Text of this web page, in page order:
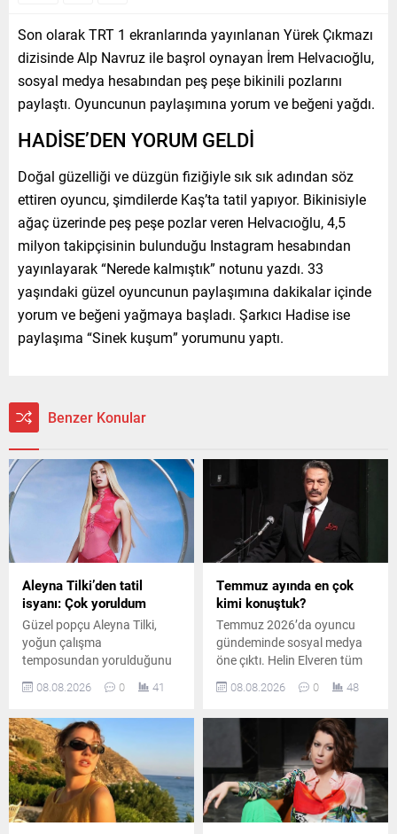
Son olarak TRT 1 ekranlarında yayınlanan Yürek Çıkmazı
dizisinde Alp Navruz ile başrol oynayan İrem Helvacıoğlu,
sosyal medya hesabından peş peşe bikinili pozlarını
paylaştı. Oyuncunun paylaşımına yorum ve beğeni yağdı.
HADİSE’DEN YORUM GELDİ
Doğal güzelliği ve düzgün fiziğiyle sık sık adından söz
ettiren oyuncu, şimdilerde Kaş’ta tatil yapıyor. Bikinisiyle
ağaç üzerinde peş peşe pozlar veren Helvacıoğlu, 4,5
milyon takipçisinin bulunduğu Instagram hesabından
yayınlayarak “Nerede kalmıştık” notunu yazdı. 33
yaşındaki güzel oyuncunun paylaşımına dakikalar içinde
yorum ve beğeni yağmaya başladı. Şarkıcı Hadise ise
paylaşıma “Sinek kuşum” yorumunu yaptı.
Benzer Konular
Aleyna Tilki’den tatil
isyanı: Çok yoruldum
Güzel popçu Aleyna Tilki,
yoğun çalışma
temposundan yorulduğunu
belirterek sosyal medya
hesabından yaptığı
getirdi.
08.08.2026 0 41
Temmuz ayında en çok
kimi konuştuk?
Temmuz 2026’da oyuncu
gündeminde sosyal medya
öne çıktı. Helin Elveren tüm
mecralarda ilk sırayı alırken,
Zihni Göktay ve Kadir İnanır
ve anma gündemiyle dikkat
08.08.2026 0 48